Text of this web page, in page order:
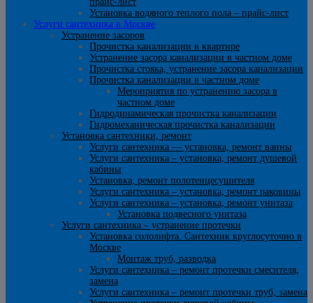
Установка водяного теплого пола – прайс-лист
Услуги сантехника в Москве
Устранение засоров
Прочистка канализации в квартире
Устранение засора канализации в частном доме
Прочистка стояка, устранение засора канализации
Прочистка канализации в частном доме
Мероприятия по устранению засора в
частном доме
Гидродинамическая прочистка канализации
Гидромеханическая прочистка канализации
Установка сантехники, ремонт
Услуги сантехника — установка, ремонт ванны
Услуги сантехника – установка, ремонт душевой
кабины
Установка, ремонт полотенцесушителя
Услуги сантехника – установка, ремонт раковины
Услуги сантехника – установка, ремонт унитаза
Установка подвесного унитаза
Услуги сантехника – устранение протечки
Установка сололифта. Сантехник круглосуточно в
Москве
Монтаж труб, разводка
Услуги сантехника – ремонт протечки смесителя,
замена
Услуги сантехника – ремонт протечки труб, замена